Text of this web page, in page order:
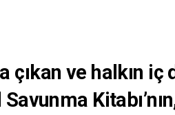
çıkan ve halkın iç